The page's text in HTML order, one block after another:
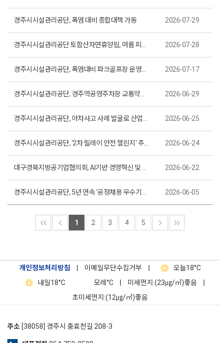
경주시시설관리공단, 폭염 대비 종합대책 가동 2026-07-29
2026-07-28
2026-07-17
2026-06-29
2026-06-25
경주시시설관리공단, '2차 릴레이 안전 챌린지' 추진 토함산 워케이션 빌리지 현장점검 2026-06-24
2026-06-22
2026-06-05
1 2 3 4 5
개인정보처리방침 이메일무단수집거부 오늘18°C
내일18°C 모레 °C 미세먼지:(23㎍/㎥)좋음
초미세먼지:(12㎍/㎥)좋음
주소 [38058] 경주시 충효천길 208-3